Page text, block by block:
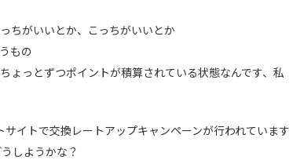
ちがいいとか、こっちがいいとか
もの
ょっとずつポイントが積算されている状態なんです、私
イトで交換レートアップキャンペーンが行われています
しようかな？